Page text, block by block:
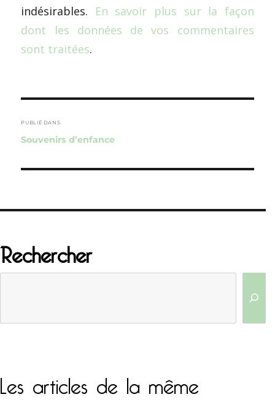
indésirables. En savoir plus sur la façon
dont les données de vos commentaires
sont traitées.
de
l’article
PUBLIÉ DANS
Souvenirs d’enfance
Rechercher
Les articles de la même